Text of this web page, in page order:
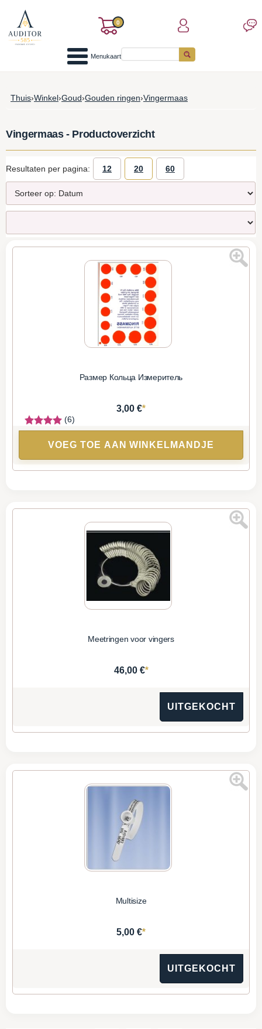
0
Menukaart
Thuis›Winkel›Goud›Gouden ringen›Vingermaas
Vingermaas - Productoverzicht
Resultaten per pagina: 12 20 60
Размер Кольца Измеритель
3,00 €*
(6)
VOEG TOE AAN WINKELMANDJE
Meetringen voor vingers
46,00 €*
UITGEKOCHT
Multisize
5,00 €*
UITGEKOCHT